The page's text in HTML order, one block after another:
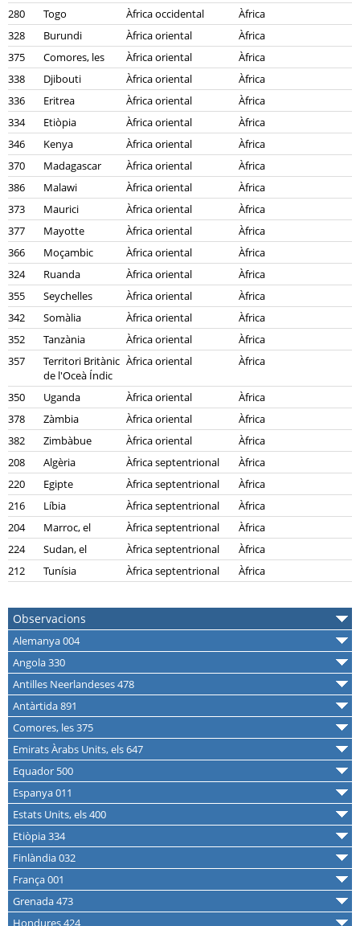
280
Togo Àfrica occidental
Àfrica
328
Burundi Àfrica oriental
Àfrica
375
Comores, les Àfrica oriental
Àfrica
338
Djibouti Àfrica oriental
Àfrica
336
Eritrea Àfrica oriental
Àfrica
334
Etiòpia Àfrica oriental
Àfrica
346
Kenya Àfrica oriental
Àfrica
370
Madagascar Àfrica oriental
Àfrica
386
Malawi Àfrica oriental
Àfrica
373
Maurici Àfrica oriental
Àfrica
377
Mayotte Àfrica oriental
Àfrica
366
Moçambic Àfrica oriental
Àfrica
324
Ruanda Àfrica oriental
Àfrica
355
Seychelles Àfrica oriental
Àfrica
342
Somàlia Àfrica oriental
Àfrica
352
Tanzània Àfrica oriental
Àfrica
357
Territori Britànic
de l'Oceà Índic
Àfrica oriental Àfrica
350 Uganda Àfrica oriental
Àfrica
378
Zàmbia Àfrica oriental
Àfrica
382
Zimbàbue Àfrica oriental
Àfrica
208
Algèria Àfrica septentrional
Àfrica
220
Egipte Àfrica septentrional
Àfrica
216
Líbia Àfrica septentrional
Àfrica
204
Marroc, el Àfrica septentrional
Àfrica
224
Sudan, el Àfrica septentrional
Àfrica
212
Tunísia Àfrica septentrional Àfrica
Observacions
Alemanya 004
Angola 330
Antilles Neerlandeses 478
Antàrtida 891
Comores, les 375
Emirats Àrabs Units, els 647
Equador 500
Espanya 011
Estats Units, els 400
Etiòpia 334
Finlàndia 032
França 001
Grenada 473
Hondures 424